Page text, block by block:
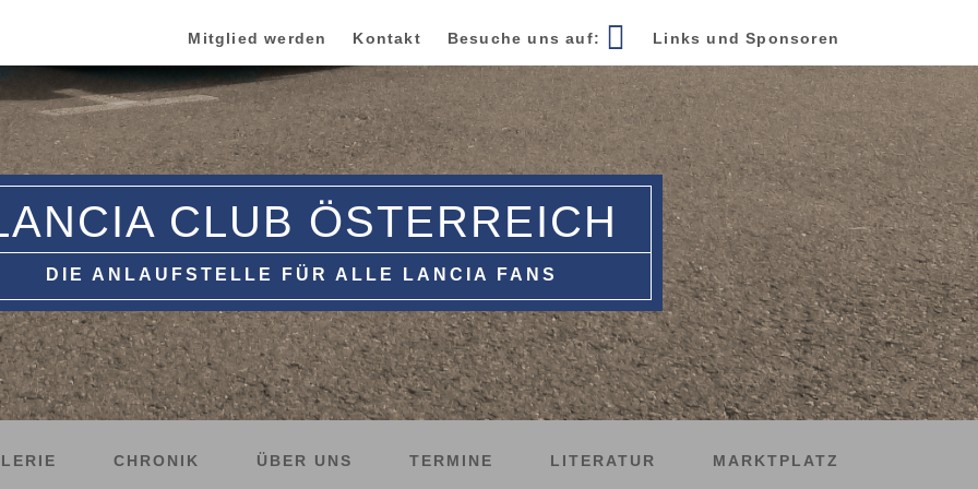
Mitglied werden Kontakt Besuche uns auf: Links und Sponsoren
CLUB ÖSTERREICH
DIE ANLAUFSTELLE FÜR ALLE LANCIA FANS
CHRONIK ÜBER UNS TERMINE LITERATUR MARKTPLATZ